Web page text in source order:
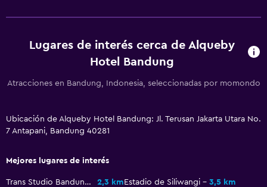
Lugares de interés cerca de Alqueby
Hotel Bandung
Atracciones en Bandung, Indonesia, seleccionadas por momondo
Ubicación de Alqueby Hotel Bandung: Jl. Terusan Jakarta Utara No.
7 Antapani, Bandung 40281
Mejores lugares de interés
Trans Studio Bandung 2,3 kmEstadio de Siliwangi
3,5 km